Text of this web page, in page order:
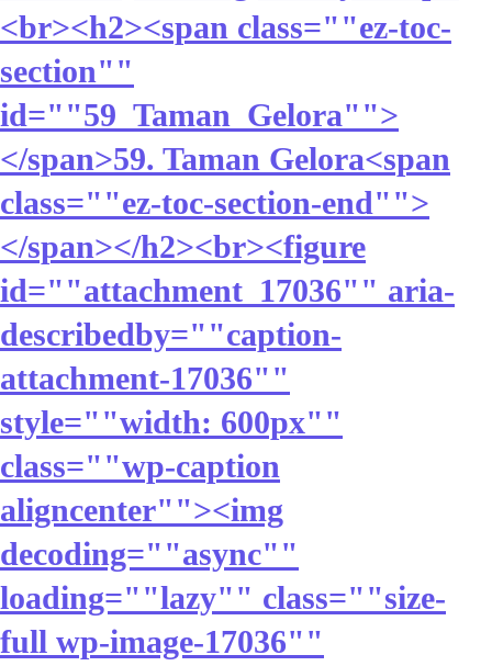
<br><h2><span class=""ez-toc-
section""
id=""59_Taman_Gelora"">
</span>59. Taman Gelora<span
class=""ez-toc-section-end"">
</span></h2><br><figure
id=""attachment_17036"" aria-
describedby=""caption-
attachment-17036""
style=""width: 600px""
class=""wp-caption
aligncenter""><img
decoding=""async""
loading=""lazy"" class=""size-
full wp-image-17036""